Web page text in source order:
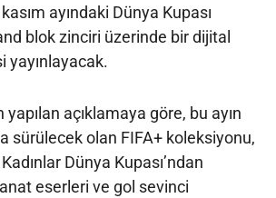
ayındaki Dünya Kupası
blok zinciri üzerinde bir dijital
yayınlayacak.
açıklamaya göre, bu ayın
sürülecek olan FIFA+ koleksiyonu,
Dünya Kupası’ndan
eserleri ve gol sevinci